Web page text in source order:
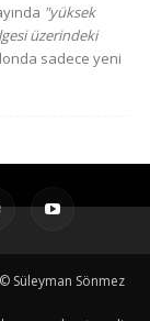
"yüksek
üzerindeki
sadece yeni
Süleyman Sönmez